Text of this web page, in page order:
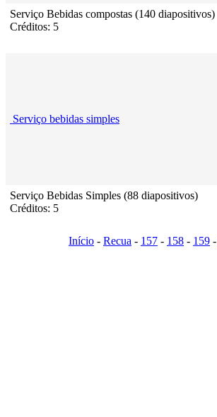
Serviço Bebidas compostas (140 diapositivos)
Créditos: 5
Serviço bebidas simples
Serviço Bebidas Simples (88 diapositivos)
Créditos: 5
Início - Recua - 157 - 158 - 159 -